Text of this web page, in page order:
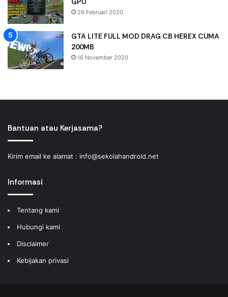
26 Februari 2020
GTA LITE FULL MOD DRAG CB HEREX CUMA
200MB
16 November 2020
Bantuan atau Kerjasama?
Kirim email ke alamat : info@sekolahandroid.net
Informasi
Tentang kami
Hubungi kami
Disclaimer
Kebijakan privasi